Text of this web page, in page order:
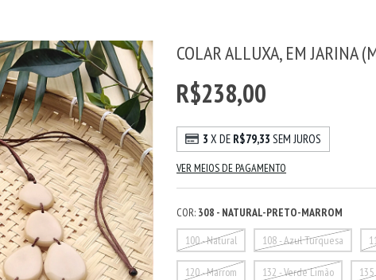
COLAR ALLUXA, EM JARINA
R$238,00
3 X DE R$79,33 SEM JUROS
VER MEIOS DE PAGAMENTO
COR: 308 - NATURAL-PRETO-MARROM
100 - Natural
108 - Azul Turquesa
120 - Marrom 132 - Verde Limão